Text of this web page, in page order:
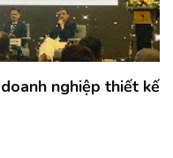
nghiệp thiết kế